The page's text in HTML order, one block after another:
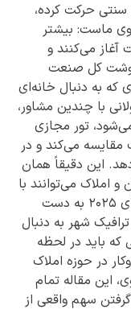
سنتی حرکت کرده،
ماست: بیشتر
آغاز می‌کنند و
کل صنعت
که به دنبال خانه‌ای
با چندین مشاور،
تور مجازی
مقایسه می‌کند و در
این دقیقاً همان
املاک می‌توانند با
استفاده از دیجیتال مارکتینگ و نوآوری‌های ۲۰۲۵ به دست
شهر به دنبال
که باید در لحظه
در حوزه املاک
این مقاله تمام
سهم واقعی از